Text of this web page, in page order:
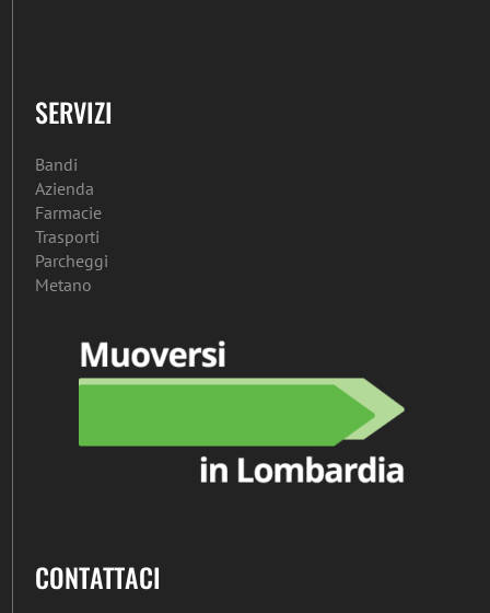
SERVIZI
Bandi
Azienda
Farmacie
Trasporti
Parcheggi
Metano
CONTATTACI